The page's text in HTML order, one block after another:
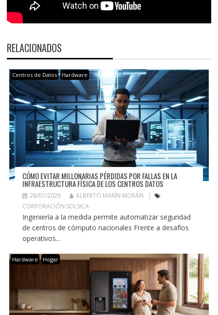
RELACIONADOS
Centros de Datos Hardware
CÓMO EVITAR MILLONARIAS PÉRDIDAS POR FALLAS EN LA
INFRAESTRUCTURA FÍSICA DE LOS CENTROS DATOS
28/07/2026
ALBERTO MARÍN MORÁN
CORPORACIÓN SOLSICA
Ingeniería a la medida permite automatizar seguridad
de centros de cómputo nacionales Frente a desafíos
operativos...
Hardware Hogar